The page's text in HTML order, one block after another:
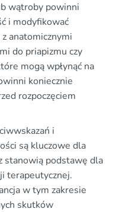
wątroby powinni
i modyfikować
anatomicznymi
do priapizmu czy
mogą wpłynąć na
koniecznie
rozpoczęciem
i
są kluczowe dla
stanowią podstawę dla
terapeutycznej.
w tym zakresie
skutków